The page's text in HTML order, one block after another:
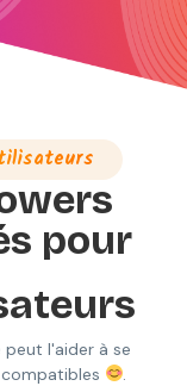
pour
peut l'aider à se
.